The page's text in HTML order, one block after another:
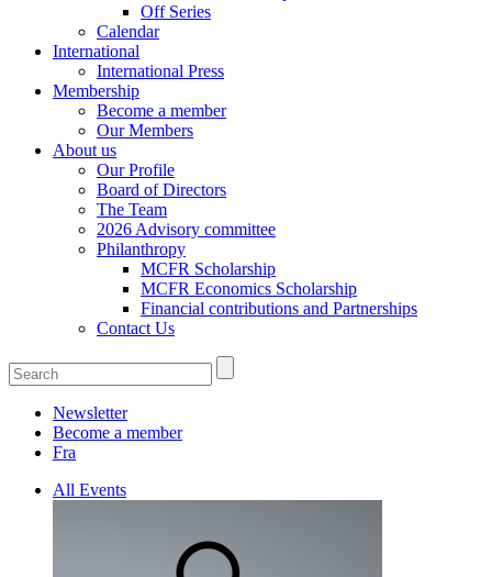
Off Series
Calendar
International
International Press
Membership
Become a member
Our Members
About us
Our Profile
Board of Directors
The Team
2026 Advisory committee
Philanthropy
MCFR Scholarship
MCFR Economics Scholarship
Financial contributions and Partnerships
Contact Us
Newsletter
Become a member
Fra
All Events